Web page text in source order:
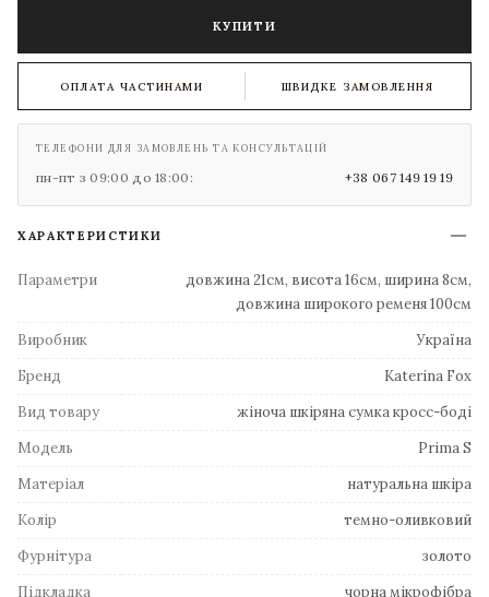
КУПИТИ
ОПЛАТА ЧАСТИНАМИ ШВИДКЕ ЗАМОВЛЕННЯ
ТЕЛЕФОНИ ДЛЯ ЗАМОВЛЕНЬ ТА КОНСУЛЬТАЦІЙ
пн-пт з 09:00 до 18:00: +38 067 149 19 19
ХАРАКТЕРИСТИКИ
Параметри
довжина 21см, висота 16см, ширина 8см,
довжина широкого ременя 100см
Виробник
Україна
Бренд
Katerina Fox
Вид товару
жіноча шкіряна сумка кросс-боді
Модель
Prima S
Матеріал
натуральна шкіра
Колір
темно-оливковий
Фурнітура
золото
Підкладка
чорна мікрофібра